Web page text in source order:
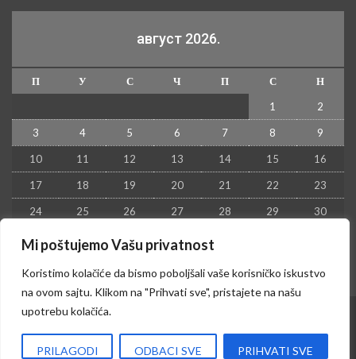
Mi poštujemo Vašu privatnost
Koristimo kolačiće da bismo poboljšali vaše korisničko iskustvo
na ovom sajtu. Klikom na "Prihvati sve", pristajete na našu
upotrebu kolačića.
PRILAGODI ODBACI SVE PRIHVATI SVE
август 2026.
П У С Ч П С
Н
1
2
3 4 5 6 7 8 9
10 11 12 13 14 15 16
17 18 19 20 21 22 23
24 25 26 27 28 29 30
31
Izrada sajta i hosting:Hosting-Srbija